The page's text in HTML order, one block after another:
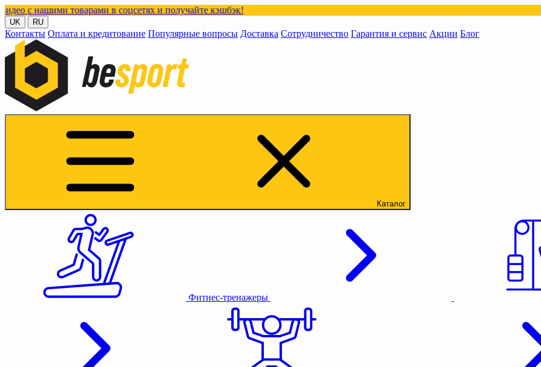
товарами в соцсетях и получайте кэшбэк!
UK RU
Контакты Оплата и кредитование Популярные вопросы Доставка Сотрудничество Гарантия и сервис Акции Блог
Каталог
Фитнес-тренажеры